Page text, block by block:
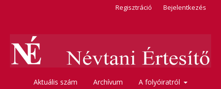
Aktuális szám Archívum A folyóiratról
Regisztráció Bejelentkezés